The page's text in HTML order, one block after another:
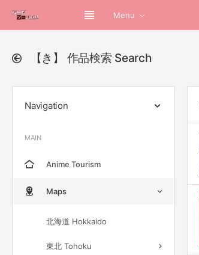
Menu
【き】 作品検索 Search
Navigation
MAIN
Anime Tourism
Maps
北海道 Hokkaido
東北 Tohoku